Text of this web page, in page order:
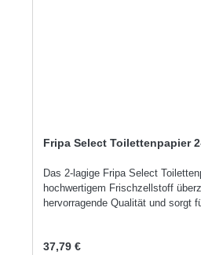
Fripa Select Toilettenpapier
Das 2-lagige Fripa Select
hochwertigem Frischzellstoff
hervorragende Qualität und sorgt
Komfort Sanft und hautfreundlich Reißfest und
Regulärer Preis:
37,79 €